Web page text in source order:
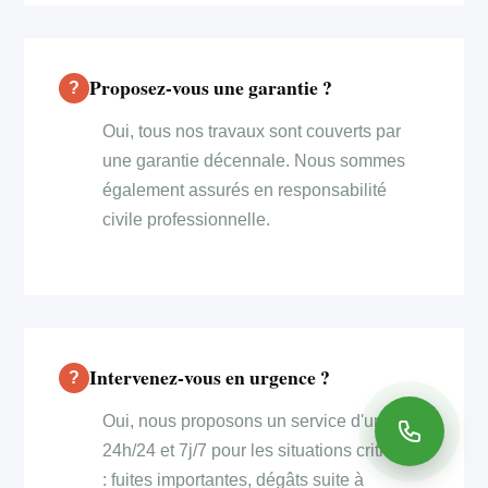
Proposez-vous une garantie ?
Oui, tous nos travaux sont couverts par
une garantie décennale. Nous sommes
également assurés en responsabilité
civile professionnelle.
Intervenez-vous en urgence ?
Oui, nous proposons un service d'urgence
24h/24 et 7j/7 pour les situations critiques
: fuites importantes, dégâts suite à